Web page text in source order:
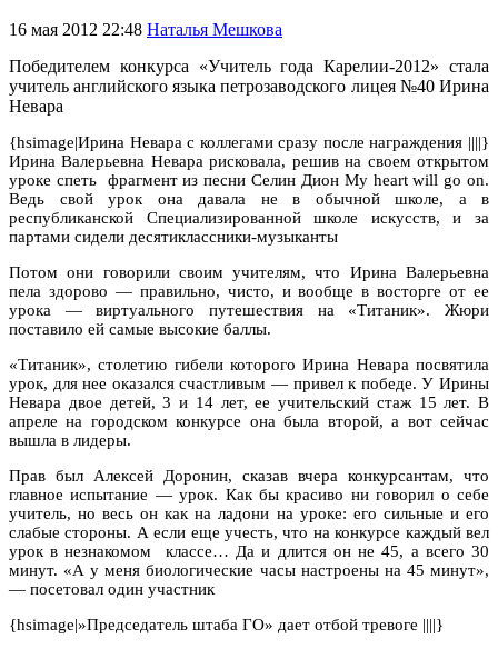
16 мая 2012 22:48 Наталья Мешкова
Победителем конкурса «Учитель года Карелии-2012» стала
учитель английского языка петрозаводского лицея №40 Ирина
Невара
{hsimage|Ирина Невара с коллегами сразу после награждения ||||}
Ирина Валерьевна Невара рисковала, решив на своем открытом
уроке спеть фрагмент из песни Селин Дион My heart will go on.
Ведь свой урок она давала не в обычной школе, а в
республиканской Специализированной школе искусств, и за
партами сидели десятиклассники-музыканты
Потом они говорили своим учителям, что Ирина Валерьевна
пела здорово — правильно, чисто, и вообще в восторге от ее
урока — виртуального путешествия на «Титаник». Жюри
поставило ей самые высокие баллы.
«Титаник», столетию гибели которого Ирина Невара посвятила
урок, для нее оказался счастливым — привел к победе. У Ирины
Невара двое детей, 3 и 14 лет, ее учительский стаж 15 лет. В
апреле на городском конкурсе она была второй, а вот сейчас
вышла в лидеры.
Прав был Алексей Доронин, сказав вчера конкурсантам, что
главное испытание — урок. Как бы красиво ни говорил о себе
учитель, но весь он как на ладони на уроке: его сильные и его
слабые стороны. А если еще учесть, что на конкурсе каждый вел
урок в незнакомом классе… Да и длится он не 45, а всего 30
минут. «А у меня биологические часы настроены на 45 минут»,
— посетовал один участник
{hsimage|»Председатель штаба ГО» дает отбой тревоге ||||}